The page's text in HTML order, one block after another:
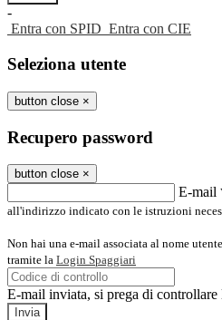
-
Entra con SPID Entra con CIE
Seleziona utente
button close ×
Recupero password
button close ×
E-mail
all'indirizzo indicato con le istruzioni
Non hai una e-mail associata al nome
tramite la Login Spaggiari
E-mail inviata, si prega di controllare